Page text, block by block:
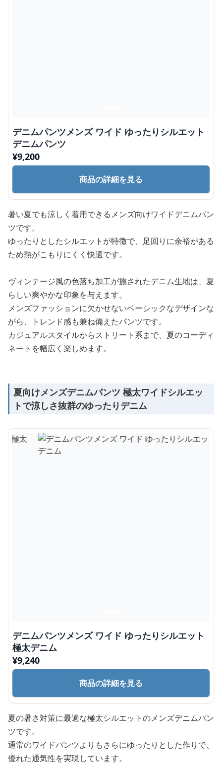
デニムパンツメンズ ワイド ゆったりシルエット
デニムパンツ
¥9,200
商品の詳細を見る
暑い夏でも涼しく着用できるメンズ向けワイドデニムパン
ツです。
ゆったりとしたシルエットが特徴で、足回りに余裕がある
ため熱がこもりにくく快適です。
ヴィンテージ風の色落ち加工が施されたデニム生地は、夏
らしい爽やかな印象を与えます。
メンズファッションに欠かせないベーシックなデザインな
がら、トレンド感も兼ね備えたパンツです。
カジュアルスタイルからストリート系まで、夏のコーディ
ネートを幅広く楽しめます。
夏向けメンズデニムパンツ 極太ワイドシルエッ
トで涼しさ抜群のゆったりデニム
デニムパンツメンズ ワイド ゆったりシルエット
極太デニム
¥9,240
商品の詳細を見る
夏の暑さ対策に最適な極太シルエットのメンズデニムパン
ツです。
通常のワイドパンツよりもさらにゆったりとした作りで、
優れた通気性を実現しています。